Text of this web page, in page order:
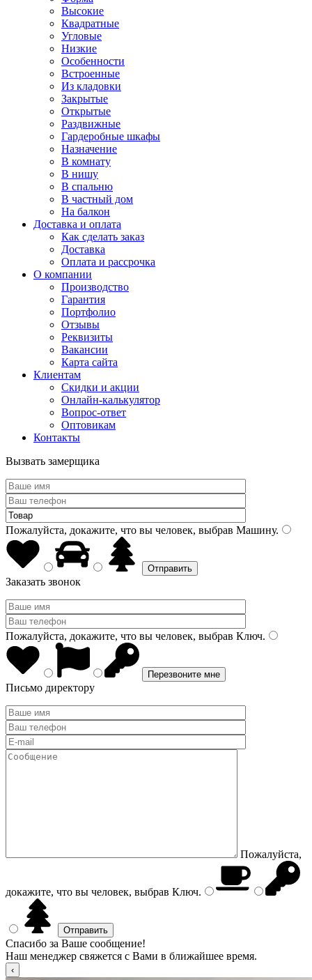
Высокие
Квадратные
Угловые
Низкие
Особенности
Встроенные
Из кладовки
Закрытые
Открытые
Раздвижные
Гардеробные шкафы
Назначение
В комнату
В нишу
В спальню
В частный дом
На балкон
Доставка и оплата
Как сделать заказ
Доставка
Оплата и рассрочка
О компании
Производство
Гарантия
Портфолио
Отзывы
Реквизиты
Вакансии
Карта сайта
Клиентам
Скидки и акции
Онлайн-калькулятор
Вопрос-ответ
Оптовикам
Контакты
Вызвать замерщика
Пожалуйста, докажите, что вы человек, выбрав Машину.
Заказать звонок
Пожалуйста, докажите, что вы человек, выбрав Ключ.
Письмо директору
Пожалуйста,
докажите, что вы человек, выбрав Ключ.
Спасибо за Ваше сообщение!
Наш менеджер свяжется с Вами в ближайшее время.